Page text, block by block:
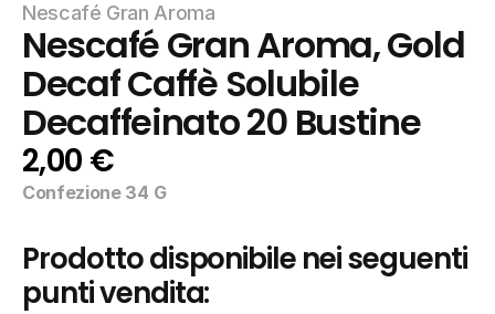
Nescafé Gran Aroma
Nescafé Gran Aroma, Gold
Decaf Caffè Solubile
Decaffeinato 20 Bustine
2,00 €
Confezione 34 G
Prodotto disponibile nei seguenti
punti vendita: